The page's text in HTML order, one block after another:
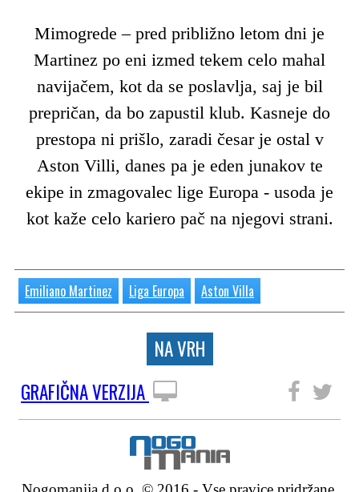
Mimogrede – pred približno letom dni je
Martinez po eni izmed tekem celo mahal
navijačem, kot da se poslavlja, saj je bil
prepričan, da bo zapustil klub. Kasneje do
prestopa ni prišlo, zaradi česar je ostal v
Aston Villi, danes pa je eden junakov te
ekipe in zmagovalec lige Europa - usoda je
kot kaže celo kariero pač na njegovi strani.
Emiliano Martinez Liga Europa Aston Villa
NA VRH
GRAFIČNA VERZIJA